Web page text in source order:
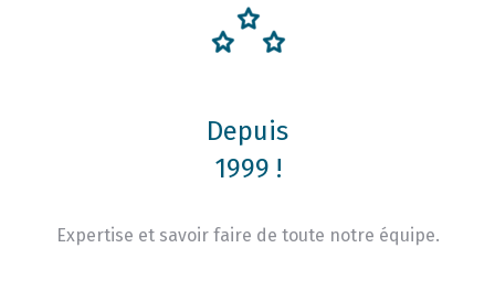
Depuis
1999 !
Expertise et savoir faire de toute notre équipe.